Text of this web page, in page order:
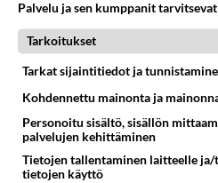
Palvelu ja sen kumppanit
Tarkoitukset
Tarkat sijaintitiedot ja
Kohdennettu mainonta ja
Personoitu sisältö, sisällön
palvelujen kehittäminen
Tietojen tallentaminen laitteelle
tietojen käyttö